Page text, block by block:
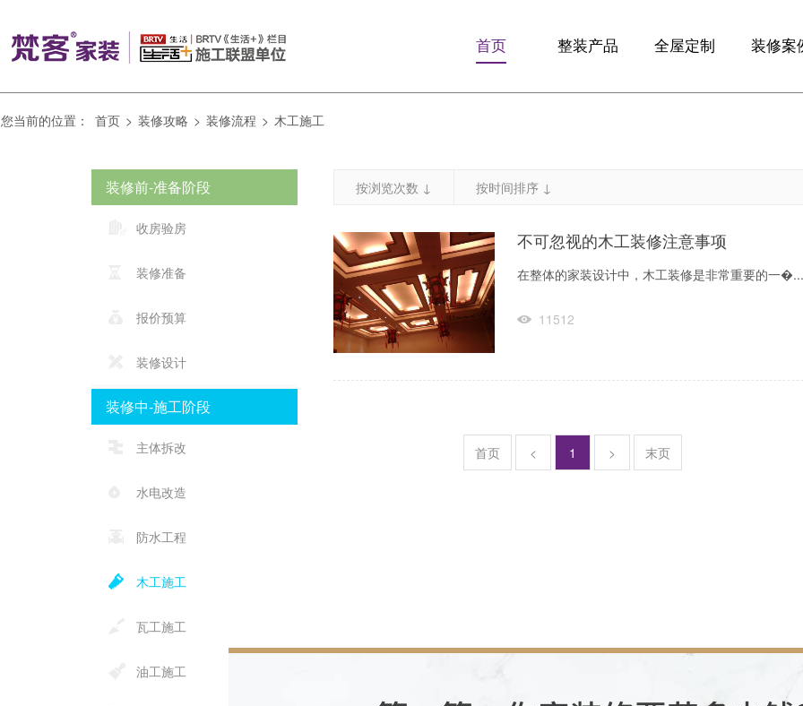
首页 整装产品 全屋定制 装修案
您当前的位置： 首页 > 装修攻略 > 装修流程 > 木工施工
装修前-准备阶段
收房验房
装修准备
报价预算
装修设计
装修中-施工阶段
主体拆改
水电改造
防水工程
木工施工
瓦工施工
油工施工
按浏览次数 ↓ 按时间排序 ↓
不可忽视的木工装修注意事项
在整体的家装设计中，木工装修是非常重要的一�...
11512
首页 < 1 > 末页